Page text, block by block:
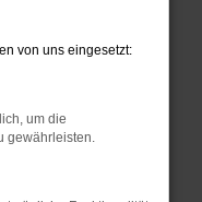
allein aus
landen Sie
von uns eingesetzt:
um die
gewährleisten.